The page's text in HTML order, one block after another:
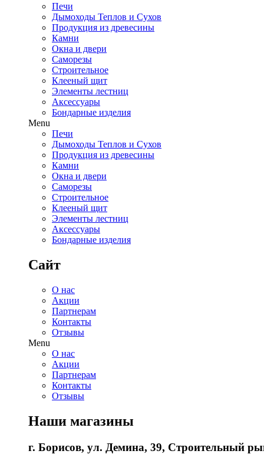
Печи
Дымоходы Теплов и Сухов
Продукция из древесины
Камни
Окна и двери
Саморезы
Строительное
Клееный щит
Элементы лестниц
Аксессуары
Бондарные изделия
Menu
Печи
Дымоходы Теплов и Сухов
Продукция из древесины
Камни
Окна и двери
Саморезы
Строительное
Клееный щит
Элементы лестниц
Аксессуары
Бондарные изделия
Сайт
О нас
Акции
Партнерам
Контакты
Отзывы
Menu
О нас
Акции
Партнерам
Контакты
Отзывы
Наши магазины
г. Борисов, ул. Демина, 39, Строительный